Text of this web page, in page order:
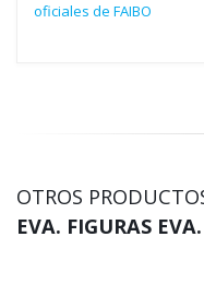
oficiales de FAIBO
OTROS
EVA. FIGURAS